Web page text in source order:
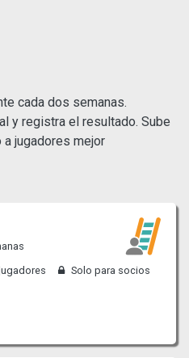
cada dos semanas.
y registra el resultado. Sube
jugadores mejor
Solo para socios